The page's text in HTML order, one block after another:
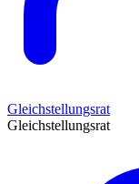
Gleichstellungsrat
Gleichstellungsrat